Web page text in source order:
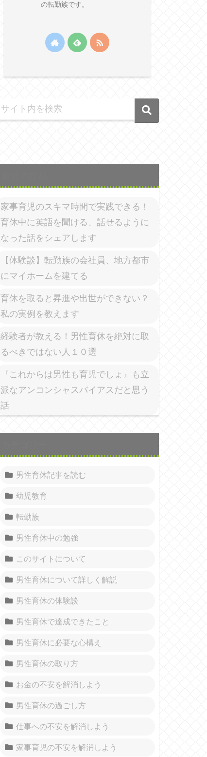
の転勤族です。
家事育児のスキマ時間で実践できる！
育休中に英語を聞ける、話せるように
なった話をシェアします
【体験談】転勤族の会社員、地方都市
にマイホームを建てる
育休を取ると昇進や出世ができない？
私の実例を教えます
経験者が教える！男性育休を絶対に取
るべきではない人１０選
『これからは男性も育児でしょ』も立
派なアンコンシャスバイアスだと思う
話
男性育休記事を読む
幼児教育
転勤族
男性育休中の勉強
このサイトについて
男性育休について詳しく解説
男性育休の体験談
男性育休で達成できたこと
男性育休に必要な心構え
男性育休の取り方
お金の不安を解消しよう
男性育休の過ごし方
仕事への不安を解消しよう
家事育児の不安を解消しよう